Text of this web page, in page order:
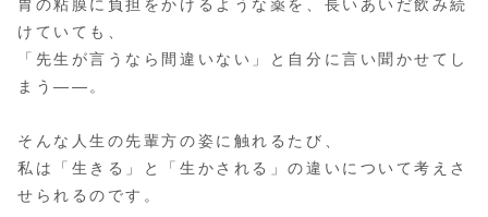
胃の粘膜に負担をかけるような薬を、長いあいだ飲み続
けていても、
「先生が言うなら間違いない」と自分に言い聞かせてし
まう――。
そんな人生の先輩方の姿に触れるたび、
私は「生きる」と「生かされる」の違いについて考えさ
せられるのです。